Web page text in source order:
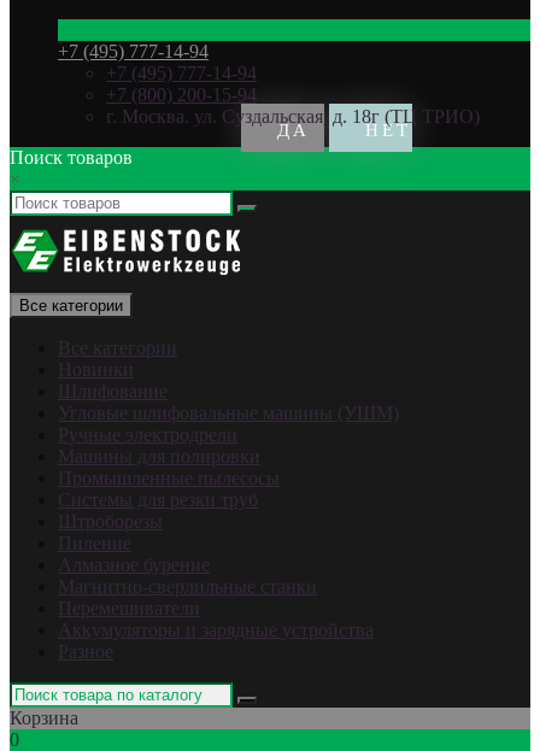
+7 (495) 777-14-94
+7 (495) 777-14-94
+7 (800) 200-15-94
г. Москва. ул. Суздальская, д. 18г (ТЦ ТРИО)
Поиск товаров
×
Все категории
Все категории
Новинки
Шлифование
Угловые шлифовальные машины (УШМ)
Ручные электродрели
Машины для полировки
Промышленные пылесосы
Системы для резки труб
Штроборезы
Пиление
Алмазное бурение
Магнитно-сверлильные станки
Перемешиватели
Аккумуляторы и зарядные устройства
Разное
Корзина
0